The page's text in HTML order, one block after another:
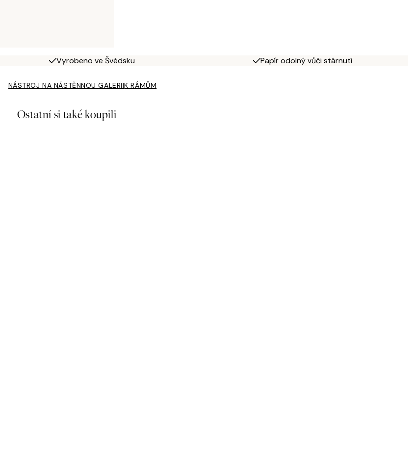
Vyrobeno ve Švédsku Papír odolný vůči stárnutí
NÁSTROJ NA NÁSTĚNNOU GALERIIK RÁMŮM
Ostatní si také koupili